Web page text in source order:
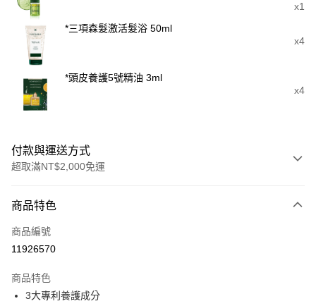
x1
*三項森髮激活髮浴 50ml
x4
*頭皮養護5號精油 3ml
x4
付款與運送方式
超取滿NT$2,000免運
信用卡一次付款
超商取貨付款
Apple Pay
商品特色
商品編號
11926570
商品特色
3大專利養護成分